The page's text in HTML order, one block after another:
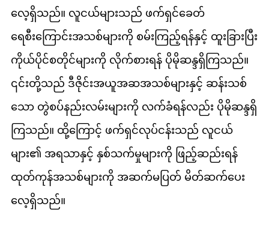
လေ့ရှိသည်။ လူငယ်များသည် ဖက်ရှင်ခေတ်
ရေစီးကြောင်းအသစ်များကို စမ်းကြည့်ရန်နှင့် ထူးခြားပြီး
ကိုယ်ပိုင်စတိုင်များကို လိုက်စားရန် ပိုမိုဆန္ဒရှိကြသည်။
၎င်းတို့သည် ဒီဇိုင်းအယူအဆအသစ်များနှင့် ဆန်းသစ်
သော တွဲစပ်နည်းလမ်းများကို လက်ခံရန်လည်း ပိုမိုဆန္ဒရှိ
ကြသည်။ ထို့ကြောင့် ဖက်ရှင်လုပ်ငန်းသည် လူငယ်
များ၏ အရသာနှင့် နှစ်သက်မှုများကို ဖြည့်ဆည်းရန်
ထုတ်ကုန်အသစ်များကို အဆက်မပြတ် မိတ်ဆက်ပေး
လေ့ရှိသည်။